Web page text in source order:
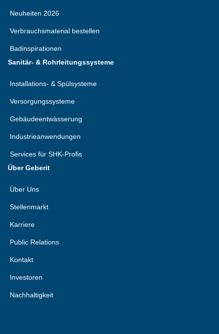
Neuheiten 2026
Verbrauchsmaterial bestellen
Badinspirationen
Sanitär- & Rohrleitungssysteme
Installations- & Spülsysteme
Versorgungssysteme
Gebäudeentwässerung
Industrieanwendungen
Services für SHK-Profis
Über Geberit
Über Uns
Stellenmarkt
Karriere
Public Relations
Kontakt
Investoren
Nachhaltigkeit